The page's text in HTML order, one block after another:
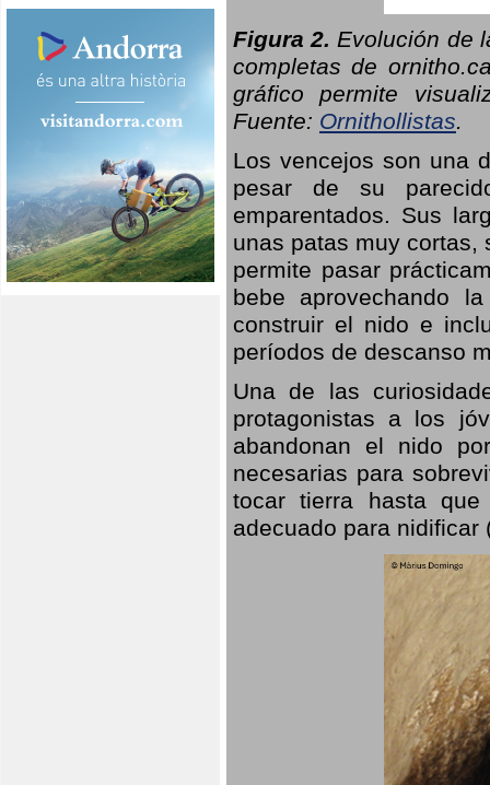
Figura 2. Evolución de
completas de
gráfico permite
Fuente: Ornithollistas.
Los vencejos son una
pesar de su
emparentados. Sus
unas patas muy cortas,
permite pasar
bebe aprovechando
construir el nido e
períodos de descanso
Una de las
protagonistas a los
abandonan el nido
necesarias para
tocar tierra hasta
adecuado para nidificar